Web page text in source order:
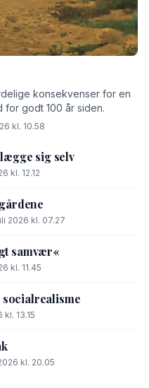
konsekvenser for en
godt 100 år siden.
kl. 10.58
sig selv
kl. 12.12
2026 kl. 07.27
samvær«
kl. 11.45
socialrealisme
13.15
kl. 20.05